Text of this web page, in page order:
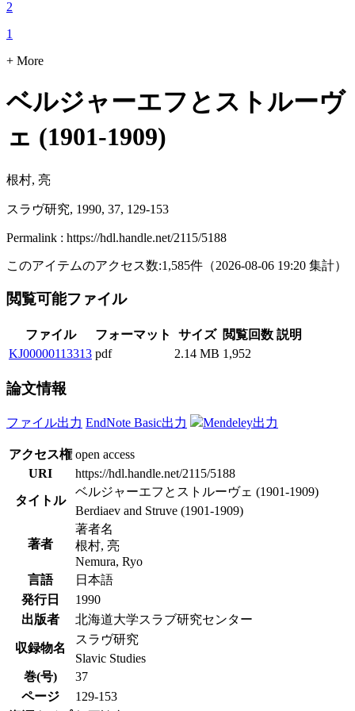
2
1
+ More
ベルジャーエフとストルーヴ
ェ (1901-1909)
根村, 亮
スラヴ研究, 1990, 37, 129-153
Permalink : https://hdl.handle.net/2115/5188
このアイテムのアクセス数:1,585件 （2026-08-06 19:20 集計）
閲覧可能ファイル
ファイル フォーマット サイズ 閲覧回数 説明
KJ00000113313 pdf 2.14 MB 1,952
論文情報
ファイル出力 EndNote Basic出力 Mendeley出力
アクセス権 open access
URI
https://hdl.handle.net/2115/5188
タイトル
ベルジャーエフとストルーヴェ (1901-1909)
Berdiaev and Struve (1901-1909)
著者
著者名
根村, 亮
Nemura, Ryo
言語
日本語
発行日
1990
出版者
北海道大学スラブ研究センター
収録物名
スラヴ研究
Slavic Studies
巻(号)
37
ページ
129-153